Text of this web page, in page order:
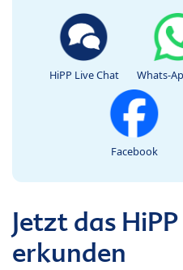
HiPP Live Chat Whats-
Facebook
Jetzt das
erkunden